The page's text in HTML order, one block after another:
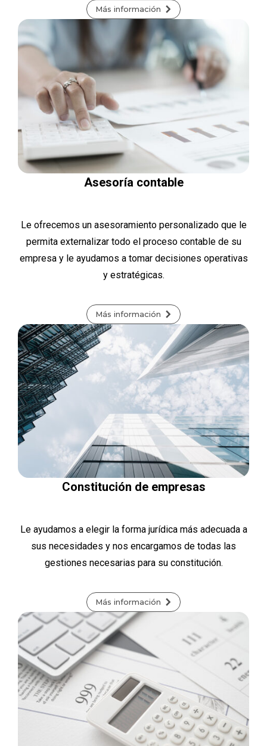
Más información
Asesoría contable
Le ofrecemos un asesoramiento personalizado que le
permita externalizar todo el proceso contable de su
empresa y le ayudamos a tomar decisiones operativas
y estratégicas.
Más información
Constitución de empresas
Le ayudamos a elegir la forma jurídica más adecuada a
sus necesidades y nos encargamos de todas las
gestiones necesarias para su constitución.
Más información